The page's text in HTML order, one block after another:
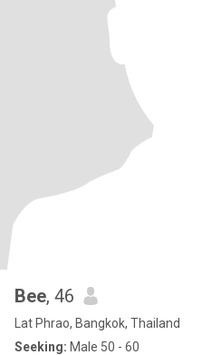
Bee, 46
Lat Phrao, Bangkok, Thailand
Seeking: Male 50 - 60